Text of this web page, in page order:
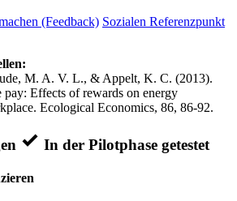
(Feedback) Sozialen Referenzpunkt
M. A. V. L., & Appelt, K. C. (2013).
pay: Effects of rewards on energy
Ecological Economics, 86, 86-92.
In der Pilotphase getestet